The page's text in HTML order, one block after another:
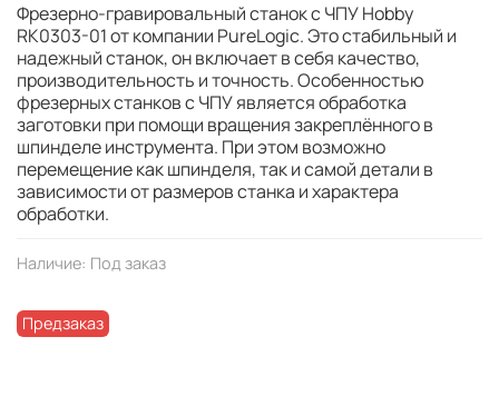
Наличие: Под заказ
Предзаказ
Фрезерно-гравировальный станок с ЧПУ Hobby
RK0303-01 от компании PureLogic. Это стабильный и
надежный станок, он включает в себя качество,
производительность и точность. Особенностью
фрезерных станков с ЧПУ является обработка
заготовки при помощи вращения закреплённого в
шпинделе инструмента. При этом возможно
перемещение как шпинделя, так и самой детали в
зависимости от размеров станка и характера
обработки.